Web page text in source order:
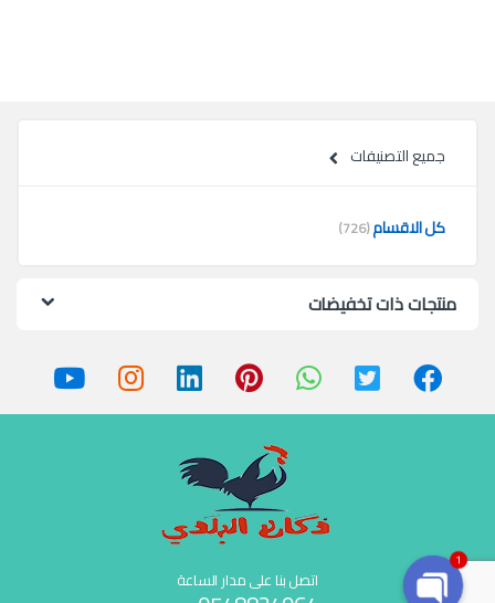
جميع التصنيفات
كل الاقسام(726)
منتجات ذات تخفيضات
اتصل بنا على مدار الساعة
1